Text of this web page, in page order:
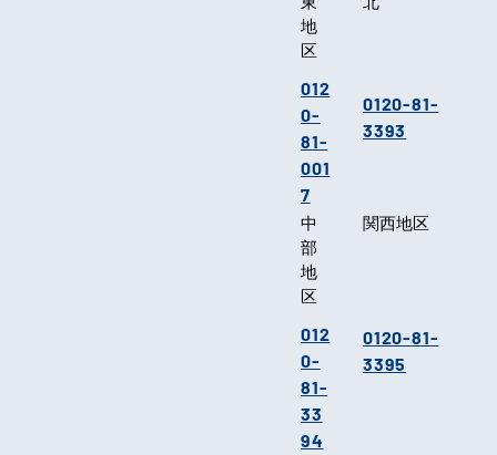
地
区
012
0-
81-
001
7
0120-81-
3393
中
部
地
区
012
0-
81-
33
94
関西地区
0120-81-
3395